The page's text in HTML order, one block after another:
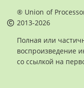
® Union of
2013-2026
Полная или
воспроизведение
со ссылкой на